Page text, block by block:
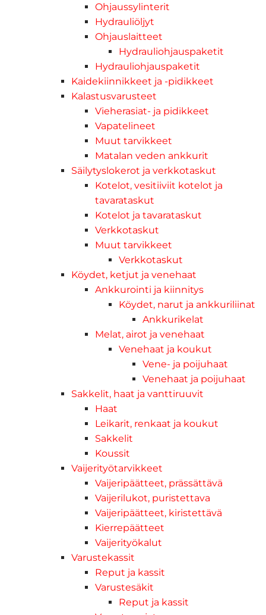
Ohjaussylinterit
Hydrauliöljyt
Ohjauslaitteet
Hydrauliohjauspaketit
Hydrauliohjauspaketit
Kaidekiinnikkeet ja -pidikkeet
Kalastusvarusteet
Vieherasiat- ja pidikkeet
Vapatelineet
Muut tarvikkeet
Matalan veden ankkurit
Säilytyslokerot ja verkkotaskut
Kotelot, vesitiiviit kotelot ja
tavarataskut
Kotelot ja tavarataskut
Verkkotaskut
Muut tarvikkeet
Verkkotaskut
Köydet, ketjut ja venehaat
Ankkurointi ja kiinnitys
Köydet, narut ja ankkuriliinat
Ankkurikelat
Melat, airot ja venehaat
Venehaat ja koukut
Vene- ja poijuhaat
Venehaat ja poijuhaat
Sakkelit, haat ja vanttiruuvit
Haat
Leikarit, renkaat ja koukut
Sakkelit
Koussit
Vaijerityötarvikkeet
Vaijeripäätteet, prässättävä
Vaijerilukot, puristettava
Vaijeripäätteet, kiristettävä
Kierrepäätteet
Vaijerityökalut
Varustekassit
Reput ja kassit
Varustesäkit
Reput ja kassit